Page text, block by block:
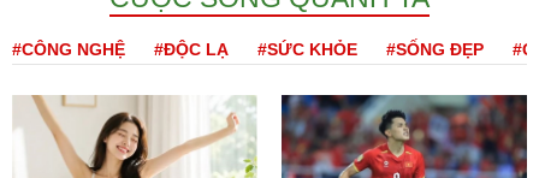
#CÔNG NGHỆ #ĐỘC LẠ #SỨC KHỎE #SỐNG ĐẸP